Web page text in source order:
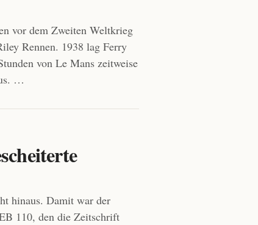
vor dem Zweiten Weltkrieg
Rennen. 1938 lag Ferry
von Le Mans zeitweise
…
hinaus. Damit war der
110, den die Zeitschrift